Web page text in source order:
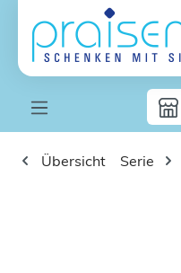
Zum Hauptinhalt springen
Übersicht Serie